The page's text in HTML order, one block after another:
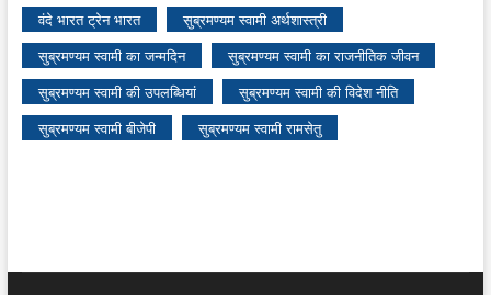
वंदे भारत ट्रेन भारत
सुब्रमण्यम स्वामी अर्थशास्त्री
सुब्रमण्यम स्वामी का जन्मदिन
सुब्रमण्यम स्वामी का राजनीतिक जीवन
सुब्रमण्यम स्वामी की उपलब्धियां
सुब्रमण्यम स्वामी की विदेश नीति
सुब्रमण्यम स्वामी बीजेपी
सुब्रमण्यम स्वामी रामसेतु